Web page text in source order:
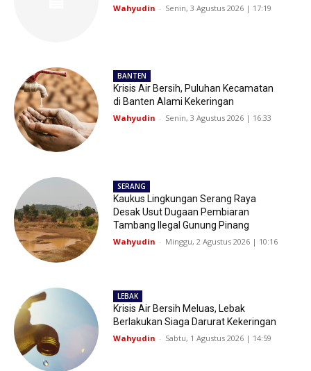
Wahyudin - Senin, 3 Agustus 2026 | 17:19
BANTEN
Krisis Air Bersih, Puluhan Kecamatan
di Banten Alami Kekeringan
Wahyudin - Senin, 3 Agustus 2026 | 16:33
SERANG
Kaukus Lingkungan Serang Raya
Desak Usut Dugaan Pembiaran
Tambang Ilegal Gunung Pinang
Wahyudin - Minggu, 2 Agustus 2026 | 10:16
LEBAK
Krisis Air Bersih Meluas, Lebak
Berlakukan Siaga Darurat Kekeringan
Wahyudin - Sabtu, 1 Agustus 2026 | 14:59